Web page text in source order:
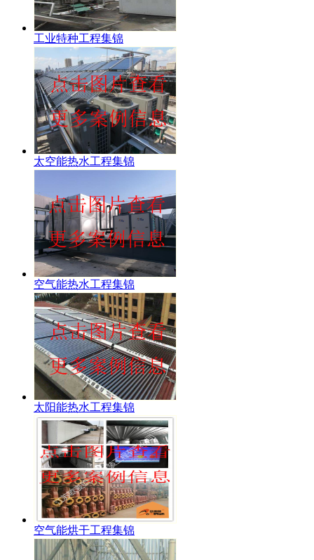
工业特种工程集锦
太空能热水工程集锦
空气能热水工程集锦
太阳能热水工程集锦
空气能烘干工程集锦